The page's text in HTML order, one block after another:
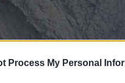
Process My Personal